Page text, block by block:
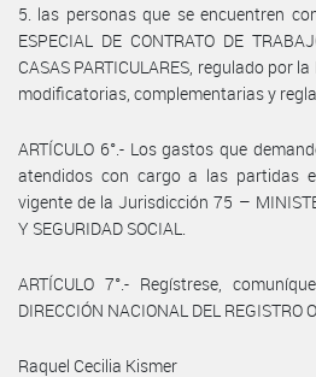
5. las personas que se encuentren
ESPECIAL DE CONTRATO DE
CASAS PARTICULARES, regulado por
modificatorias, complementarias y
ARTÍCULO 6°.- Los gastos que
atendidos con cargo a las partidas
vigente de la Jurisdicción 75 –
Y SEGURIDAD SOCIAL.
ARTÍCULO 7°.- Regístrese,
DIRECCIÓN NACIONAL DEL REGISTRO
Raquel Cecilia Kismer